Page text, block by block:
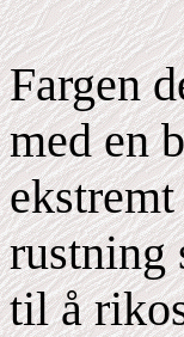
Fargen
med en
rustning
til å